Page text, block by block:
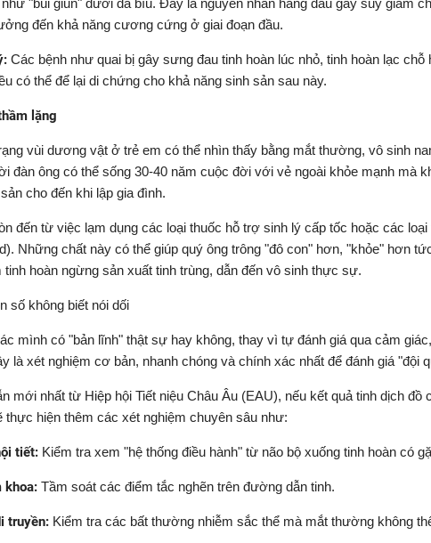
"búi giun" dưới da bìu. Đây là nguyên nhân hàng đầu gây suy giảm
đến khả năng cương cứng ở giai đoạn đầu.
Các bệnh như quai bị gây sưng đau tinh hoàn lúc nhỏ, tinh hoàn lạc chỗ
có thể để lại di chứng cho khả năng sinh sản sau này.
lặng
vùi dương vật ở trẻ em có thể nhìn thấy bằng mắt thường, vô sinh
đàn ông có thể sống 30-40 năm cuộc đời với vẻ ngoài khỏe mạnh mà
cho đến khi lập gia đình.
đến từ việc lạm dụng các loại thuốc hỗ trợ sinh lý cấp tốc hoặc các
Những chất này có thể giúp quý ông trông "đô con" hơn, "khỏe" hơn
hoàn ngừng sản xuất tinh trùng, dẫn đến vô sinh thực sự.
số không biết nói dối
mình có "bản lĩnh" thật sự hay không, thay vì tự đánh giá qua cảm
là xét nghiệm cơ bản, nhanh chóng và chính xác nhất để đánh giá "đội
mới nhất từ Hiệp hội Tiết niệu Châu Âu (EAU), nếu kết quả tinh dịch đồ
thực hiện thêm các xét nghiệm chuyên sâu như:
tiết: Kiểm tra xem "hệ thống điều hành" từ não bộ xuống tinh hoàn có
khoa: Tầm soát các điểm tắc nghẽn trên đường dẫn tinh.
truyền: Kiểm tra các bất thường nhiễm sắc thể mà mắt thường không